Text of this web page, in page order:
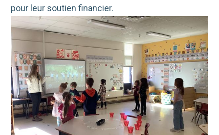
pour leur soutien financier.